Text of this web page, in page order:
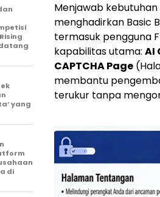
Menjawab
menghadirkan Basic
termasuk pengguna
kapabilitas utama: AI
CAPTCHA Page
membantu
terukur tanpa
yang
di